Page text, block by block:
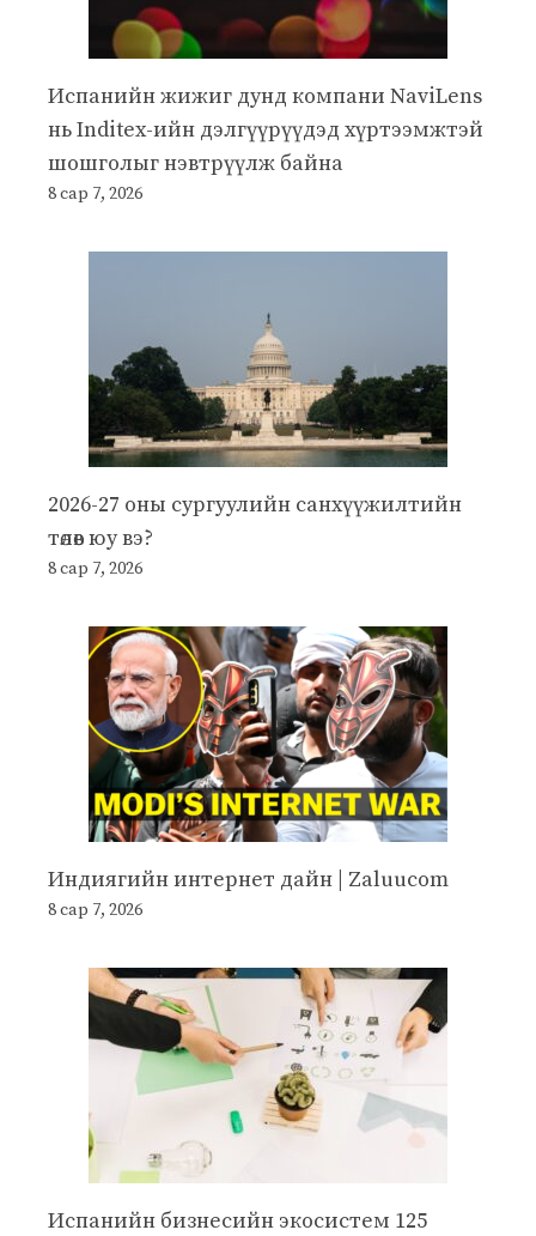
Испанийн жижиг дунд компани NaviLens
нь Inditex-ийн дэлгүүрүүдэд хүртээмжтэй
шошголыг нэвтрүүлж байна
8 сар 7, 2026
2026-27 оны сургуулийн санхүүжилтийн
төлөв юу вэ?
8 сар 7, 2026
Индиягийн интернет дайн | Zaluucom
8 сар 7, 2026
Испанийн бизнесийн экосистем 125